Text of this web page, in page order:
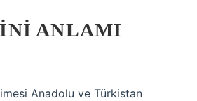
ANLAMI
Anadolu ve Türkistan